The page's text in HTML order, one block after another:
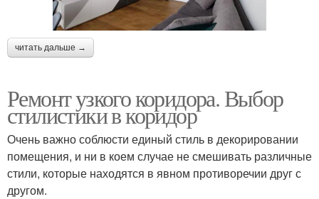
читать дальше →
Ремонт узкого коридора. Выбор
стилистики в коридор
Очень важно соблюсти единый стиль в декорировании
помещения, и ни в коем случае не смешивать различные
стили, которые находятся в явном противоречии друг с
другом.